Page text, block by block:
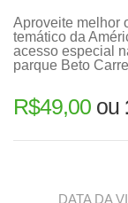
Aproveite melhor
temático da
acesso especial
parque Beto
R$49,00 ou
DATA DA